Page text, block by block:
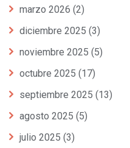
marzo 2026 (2)
diciembre 2025 (3)
noviembre 2025 (5)
octubre 2025 (17)
septiembre 2025 (13)
agosto 2025 (5)
julio 2025 (3)